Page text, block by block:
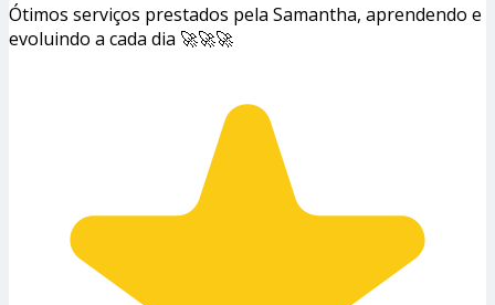
Ótimos serviços prestados pela Samantha, aprendendo e
evoluindo a cada dia 🚀🚀🚀